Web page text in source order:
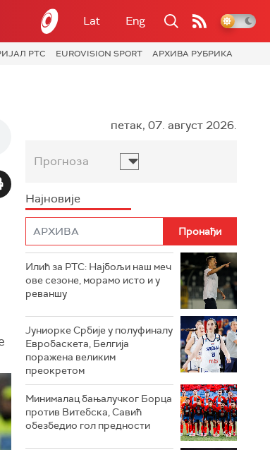
Lat Eng
РТС EUROVISION SPORT АРХИВА РУБРИКА
петак, 07. август 2026.
Прогноза
Најновије
Илић за РТС: Најбољи наш меч
ове сезоне, морамо исто и у
реваншу
Јуниорке Србије у полуфиналу
Евробаскета, Белгија
поражена великим
преокретом
Минималац бањалучког Борца
против Витебска, Савић
обезбедио гол предности